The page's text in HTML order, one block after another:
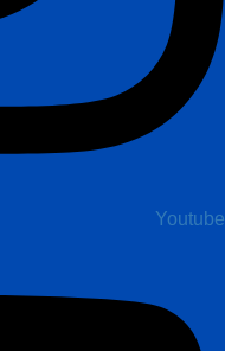
Youtube